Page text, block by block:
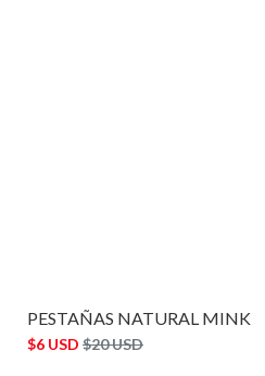
PESTAÑAS NATURAL MINK
$6 USD $20 USD